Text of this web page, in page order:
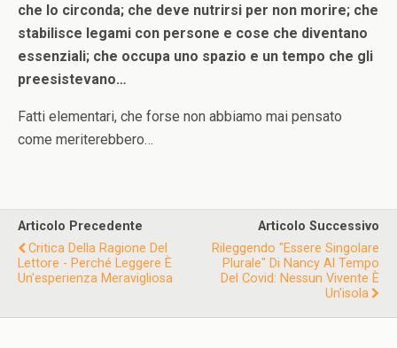
che lo circonda; che deve nutrirsi per non morire; che
stabilisce legami con persone e cose che diventano
essenziali; che occupa uno spazio e un tempo che gli
preesistevano…
Fatti elementari, che forse non abbiamo mai pensato
come meriterebbero…
Articolo Precedente
Critica Della Ragione Del
Lettore - Perché Leggere È
Un'esperienza Meravigliosa
Articolo Successivo
Rileggendo "Essere Singolare
Plurale" Di Nancy Al Tempo
Del Covid: Nessun Vivente È
Un'isola